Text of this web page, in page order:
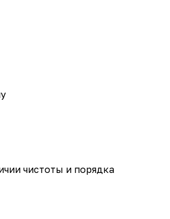
чистоты и порядка